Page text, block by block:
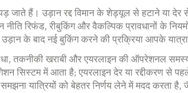
जाते हैं। उड़ान रद्दविमान के शेड्यूल से हटाने या देर
नीतिरिफंड, रीबुकिंग और वैकल्पिक प्रावधानों के
उड़ान के बाद नई बुकिंग करने की प्रक्रियाआपके
तकनीकी खराबी और एयरलाइन की ऑपरेशनल
सिस्टम में आता है; एयरलाइन देर या रद्दीकरण
समझना यात्रियों को बेहतर निर्णय लेने में मदद